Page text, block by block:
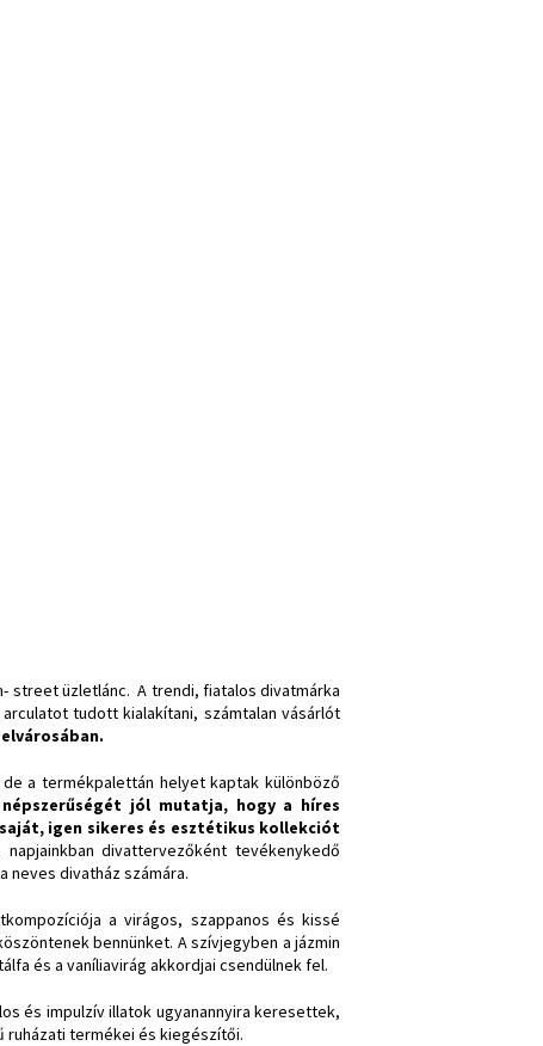
street üzletlánc. A trendi, fiatalos divatmárka
tudott kialakítani, számtalan vásárlót
a termékpalettán helyet kaptak különböző
jól mutatja, hogy a híres
saját, igen sikeres és esztétikus kollekciót
divattervezőként tevékenykedő
neves divatház számára.
a virágos, szappanos és kissé
bennünket. A szívjegyben a jázmin
és a vaníliavirág akkordjai csendülnek fel.
és impulzív illatok ugyanannyira keresettek,
ruházati termékei és kiegészítői.